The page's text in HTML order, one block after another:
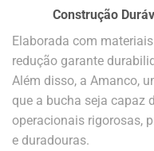
Construção
Elaborada com
redução garante
Além disso, a Amanco,
que a bucha seja capaz
operacionais rigorosas,
e duradouras.